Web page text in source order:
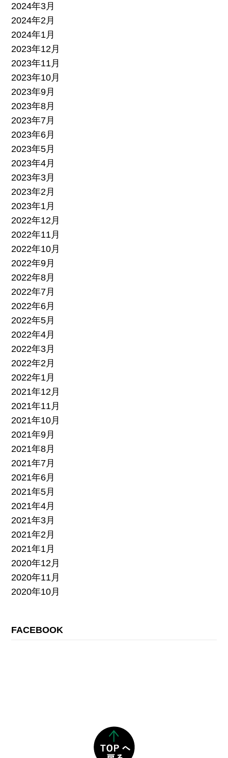
2024年3月
2024年2月
2024年1月
2023年12月
2023年11月
2023年10月
2023年9月
2023年8月
2023年7月
2023年6月
2023年5月
2023年4月
2023年3月
2023年2月
2023年1月
2022年12月
2022年11月
2022年10月
2022年9月
2022年8月
2022年7月
2022年6月
2022年5月
2022年4月
2022年3月
2022年2月
2022年1月
2021年12月
2021年11月
2021年10月
2021年9月
2021年8月
2021年7月
2021年6月
2021年5月
2021年4月
2021年3月
2021年2月
2021年1月
2020年12月
2020年11月
2020年10月
FACEBOOK